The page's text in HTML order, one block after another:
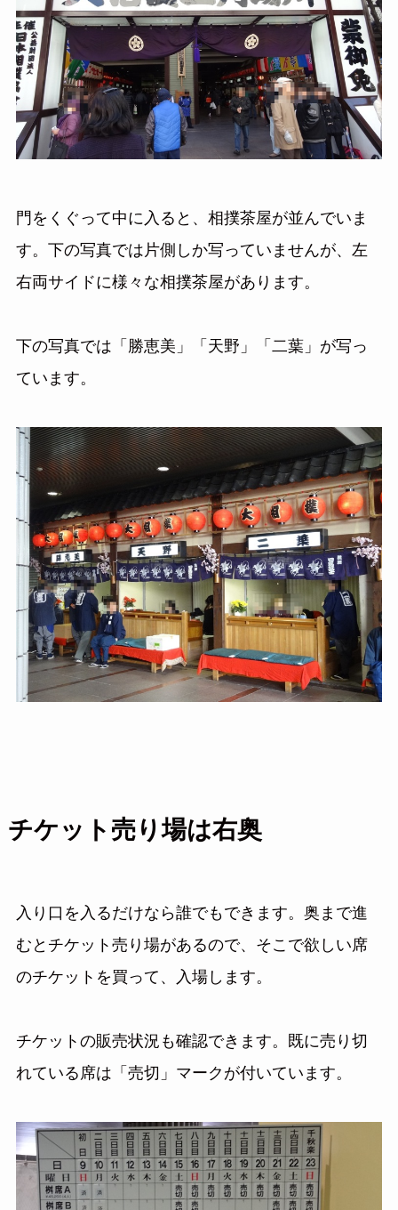
門をくぐって中に入ると、相撲茶屋が並んでいま
す。下の写真では片側しか写っていませんが、左
右両サイドに様々な相撲茶屋があります。
下の写真では「勝恵美」「天野」「二葉」が写っ
ています。
チケット売り場は右奥
入り口を入るだけなら誰でもできます。奥まで進
むとチケット売り場があるので、そこで欲しい席
のチケットを買って、入場します。
チケットの販売状況も確認できます。既に売り切
れている席は「売切」マークが付いています。